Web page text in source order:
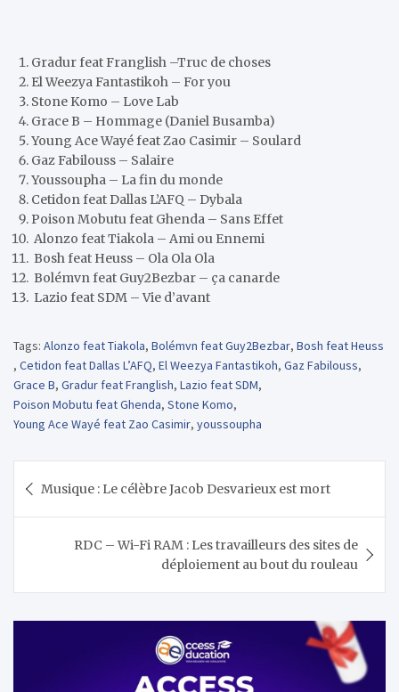
Gradur feat Franglish –Truc de choses
El Weezya Fantastikoh – For you
Stone Komo – Love Lab
Grace B – Hommage (Daniel Busamba)
Young Ace Wayé feat Zao Casimir – Soulard
Gaz Fabilouss – Salaire
Youssoupha – La fin du monde
Cetidon feat Dallas L’AFQ – Dybala
Poison Mobutu feat Ghenda – Sans Effet
Alonzo feat Tiakola – Ami ou Ennemi
Bosh feat Heuss – Ola Ola Ola
Bolémvn feat Guy2Bezbar – ça canarde
Lazio feat SDM – Vie d’avant
Tags: Alonzo feat Tiakola, Bolémvn feat Guy2Bezbar, Bosh feat Heuss
, Cetidon feat Dallas L’AFQ, El Weezya Fantastikoh, Gaz Fabilouss,
Grace B, Gradur feat Franglish, Lazio feat SDM,
Poison Mobutu feat Ghenda, Stone Komo,
Young Ace Wayé feat Zao Casimir, youssoupha
de Musique : Le célèbre Jacob Desvarieux est mort
RDC – Wi-Fi RAM : Les travailleurs des sites de
déploiement au bout du rouleau